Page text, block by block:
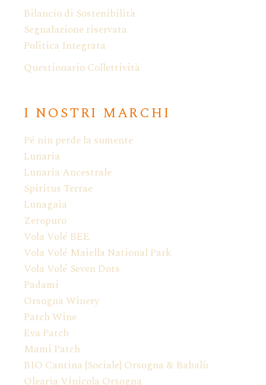
Bilancio di Sostenibilità
Segnalazione riservata
Politica Integrata
Questionario Collettività
I NOSTRI MARCHI
Pé nin perde la sumente
Lunaria
Lunaria Ancestrale
Spiritus Terrae
Lunagaia
Zeropuro
Vola Volé BEE
Vola Volé Maiella National Park
Vola Volé Seven Dots
Padami
Orsogna Winery
Patch Wine
Eva Patch
Mami Patch
BIO Cantina {Sociale} Orsogna & Babalù
Olearia Vinicola Orsogna